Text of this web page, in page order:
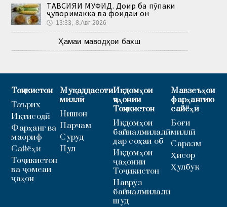
ТАВСИЯИ МУФИД. Доир ба пӯпаки
ҷуворимакка ва фоидаи он
🕔 13:33, 8.Авг 2026
Ҳамаи маводҳои бахш
Тоҷикистон
Таърих
Иқтисодӣ
Фарҳанг ва
маориф
Сайёҳӣ
Тоҷикистон
ва ҷомеаи
ҷаҳон
Муқаддасоти
миллӣ
Нишон
Парчам
Суруд
Пул
Иқдомҳои
ҷаҳонии
Тоҷикистон
Иқдомҳои
байналмилалӣ
дар соҳаи об
Иқдомҳои
ҷаҳонии
Тоҷикистон
Наврӯз
байналмилалӣ
шуд
Мавзеъҳои
фарҳангию
сайёҳӣ
Боғи
миллӣ
Саразм
Ҳисор
Ҳулбук